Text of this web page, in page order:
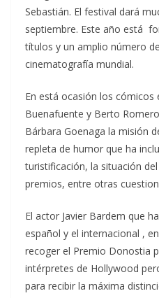
Sebastián. El festival dará
septiembre. Este año está
títulos y un amplio número
cinematografía mundial.
En está ocasión los cómicos
Buenafuente y Berto
Bárbara Goenaga la misión
repleta de humor que ha
turistificación, la situación
premios, entre otras
El actor Javier Bardem que
español y el internacional ,
recoger el Premio Donostia
intérpretes de Hollywood
para recibir la máxima